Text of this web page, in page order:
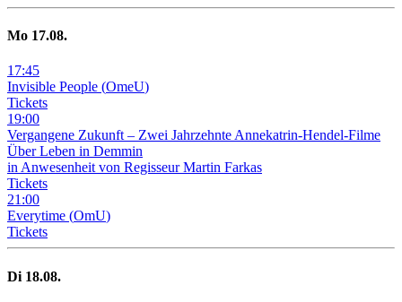
Mo 17.08.
17:45
Invisible People (OmeU)
Tickets
19:00
Vergangene Zukunft – Zwei Jahrzehnte Annekatrin-Hendel-Filme
Über Leben in Demmin
in Anwesenheit von Regisseur Martin Farkas
Tickets
21:00
Everytime (OmU)
Tickets
Di 18.08.